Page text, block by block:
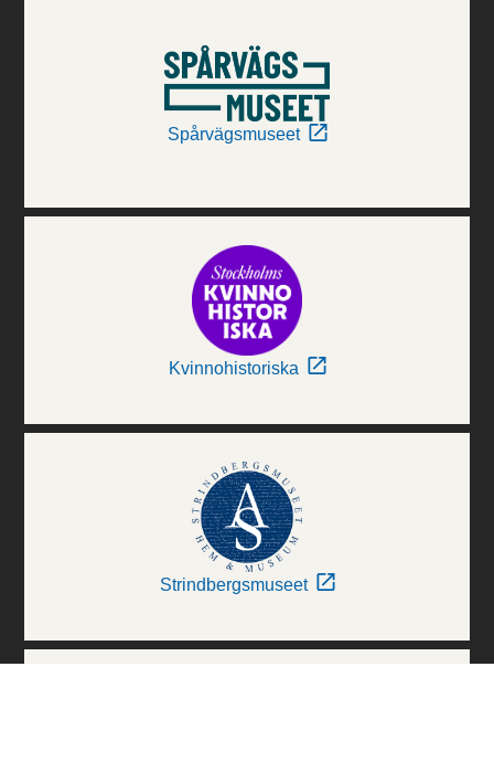
Spårvägsmuseet
Kvinnohistoriska
Strindbergsmuseet